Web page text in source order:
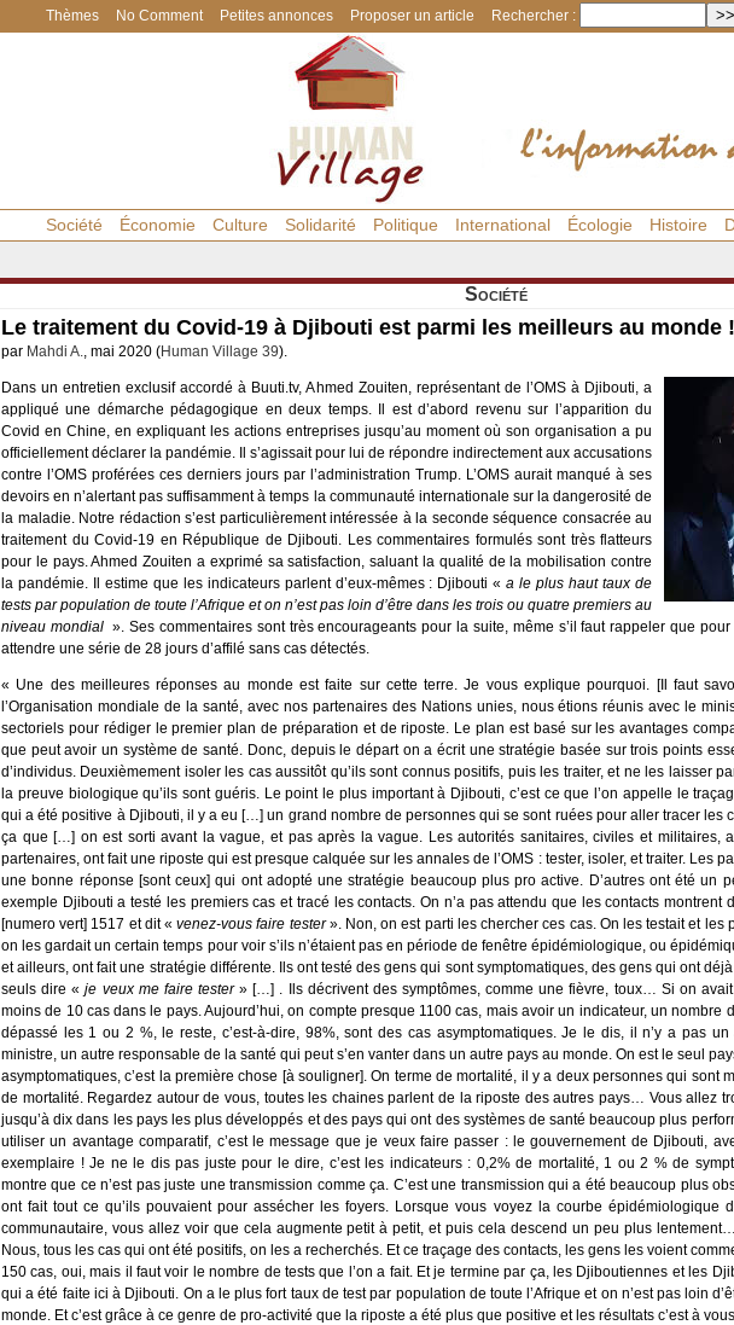
Thèmes No Comment Petites annonces Proposer un article Rechercher :
Société Économie Culture Solidarité Politique International Écologie Histoire
Société
Le traitement du Covid-19 à Djibouti est parmi les meilleurs au monde !
par Mahdi A., mai 2020 (Human Village 39).
Dans un entretien exclusif accordé à Buuti.tv, Ahmed Zouiten, représentant de l’OMS à Djibouti, a
appliqué une démarche pédagogique en deux temps. Il est d’abord revenu sur l’apparition du
Covid en Chine, en expliquant les actions entreprises jusqu’au moment où son organisation a pu
officiellement déclarer la pandémie. Il s’agissait pour lui de répondre indirectement aux accusations
contre l’OMS proférées ces derniers jours par l’administration Trump. L’OMS aurait manqué à ses
devoirs en n’alertant pas suffisamment à temps la communauté internationale sur la dangerosité de
la maladie. Notre rédaction s’est particulièrement intéressée à la seconde séquence consacrée au
traitement du Covid-19 en République de Djibouti. Les commentaires formulés sont très flatteurs
pour le pays. Ahmed Zouiten a exprimé sa satisfaction, saluant la qualité de la mobilisation contre
la pandémie. Il estime que les indicateurs parlent d’eux-mêmes : Djibouti «a le plus haut taux de
tests par population de toute l’Afrique et on n’est pas loin d’être dans les trois ou quatre premiers au
niveau mondial ». Ses commentaires sont très encourageants pour la suite, même s’il faut rappeler que
attendre une série de 28 jours d’affilé sans cas détectés.
« Une des meilleures réponses au monde est faite sur cette terre. Je vous explique pourquoi. [Il faut
l’Organisation mondiale de la santé, avec nos partenaires des Nations unies, nous étions réunis avec le
sectoriels pour rédiger le premier plan de préparation et de riposte. Le plan est basé sur les avantages
que peut avoir un système de santé. Donc, depuis le départ on a écrit une stratégie basée sur trois points
d’individus. Deuxièmement isoler les cas aussitôt qu’ils sont connus positifs, puis les traiter, et ne les laisser
la preuve biologique qu’ils sont guéris. Le point le plus important à Djibouti, c’est ce que l’on appelle le
qui a été positive à Djibouti, il y a eu […] un grand nombre de personnes qui se sont ruées pour aller tracer les
ça que […] on est sorti avant la vague, et pas après la vague. Les autorités sanitaires, civiles et militaires,
partenaires, ont fait une riposte qui est presque calquée sur les annales de l’OMS : tester, isoler, et traiter. Les
une bonne réponse [sont ceux] qui ont adopté une stratégie beaucoup plus pro active. D’autres ont été un
exemple Djibouti a testé les premiers cas et tracé les contacts. On n’a pas attendu que les contacts montrent
[numero vert] 1517 et dit «venez-vous faire tester». Non, on est parti les chercher ces cas. On les testait et les
on les gardait un certain temps pour voir s’ils n’étaient pas en période de fenêtre épidémiologique, ou
et ailleurs, ont fait une stratégie différente. Ils ont testé des gens qui sont symptomatiques, des gens qui ont
seuls dire «je veux me faire tester» […] . Ils décrivent des symptômes, comme une fièvre, toux… Si on
moins de 10 cas dans le pays. Aujourd’hui, on compte presque 1100 cas, mais avoir un indicateur, un nombre
dépassé les 1 ou 2 %, le reste, c’est-à-dire, 98%, sont des cas asymptomatiques. Je le dis, il n’y a pas un
ministre, un autre responsable de la santé qui peut s’en vanter dans un autre pays au monde. On est le seul
asymptomatiques, c’est la première chose [à souligner]. On terme de mortalité, il y a deux personnes qui sont
de mortalité. Regardez autour de vous, toutes les chaines parlent de la riposte des autres pays… Vous allez
jusqu’à dix dans les pays les plus développés et des pays qui ont des systèmes de santé beaucoup plus
utiliser un avantage comparatif, c’est le message que je veux faire passer : le gouvernement de Djibouti,
exemplaire ! Je ne le dis pas juste pour le dire, c’est les indicateurs : 0,2% de mortalité, 1 ou 2 % de
montre que ce n’est pas juste une transmission comme ça. C’est une transmission qui a été beaucoup plus
ont fait tout ce qu’ils pouvaient pour assécher les foyers. Lorsque vous voyez la courbe épidémiologique
communautaire, vous allez voir que cela augmente petit à petit, et puis cela descend un peu plus
Nous, tous les cas qui ont été positifs, on les a recherchés. Et ce traçage des contacts, les gens les voient
150 cas, oui, mais il faut voir le nombre de tests que l’on a fait. Et je termine par ça, les Djiboutiennes et les
qui a été faite ici à Djibouti. On a le plus fort taux de test par population de toute l’Afrique et on n’est pas loin
monde. Et c’est grâce à ce genre de pro-activité que la riposte a été plus que positive et les résultats c’est à